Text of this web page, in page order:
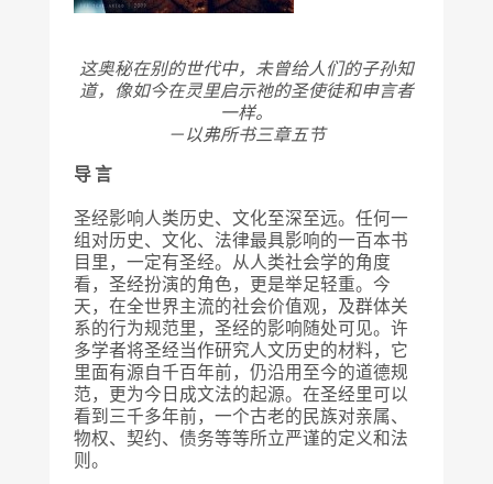
这奥秘在别的世代中，未曾给人们的子孙知
道，像如今在灵里启示祂的圣使徒和申言者
一样。
－以弗所书三章五节
导 言
圣经影响人类历史、文化至深至远。任何一
组对历史、文化、法律最具影响的一百本书
目里，一定有圣经。从人类社会学的角度
看，圣经扮演的角色，更是举足轻重。今
天，在全世界主流的社会价值观，及群体关
系的行为规范里，圣经的影响随处可见。许
多学者将圣经当作研究人文历史的材料，它
里面有源自千百年前，仍沿用至今的道德规
范，更为今日成文法的起源。在圣经里可以
看到三千多年前，一个古老的民族对亲属、
物权、契约、债务等等所立严谨的定义和法
则。